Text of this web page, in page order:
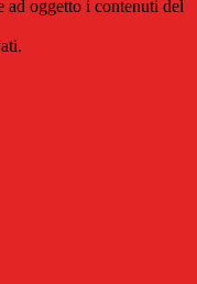
ad oggetto i contenuti del